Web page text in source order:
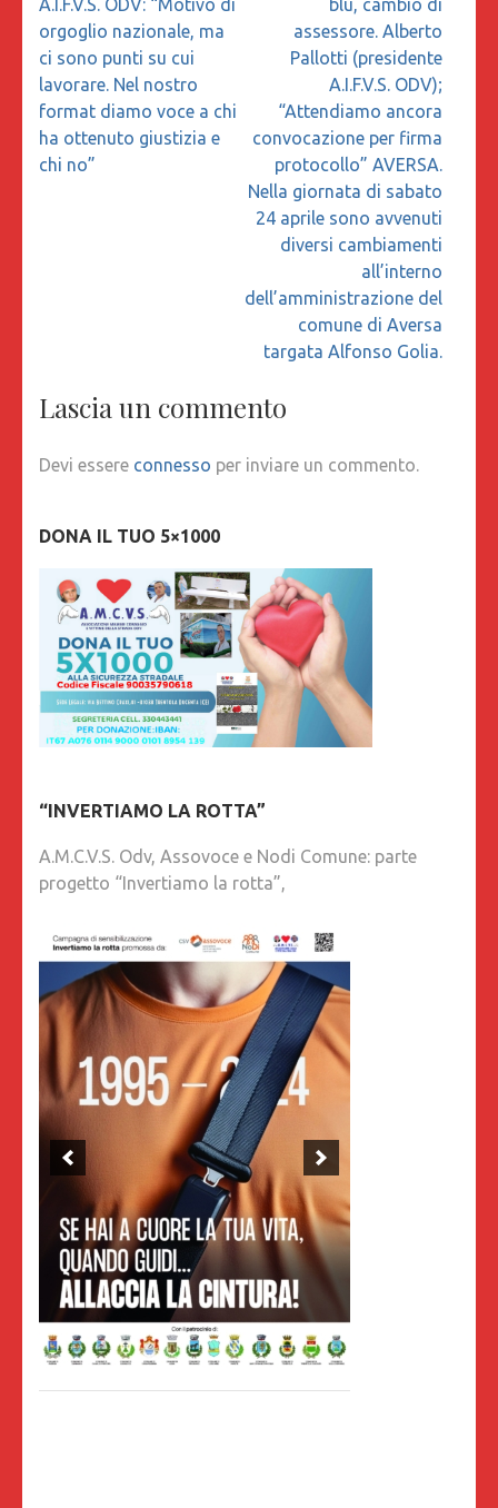
A.I.F.V.S. ODV: “Motivo di
orgoglio nazionale, ma
ci sono punti su cui
lavorare. Nel nostro
format diamo voce a chi
ha ottenuto giustizia e
chi no”
blu, cambio di
assessore. Alberto
Pallotti (presidente
A.I.F.V.S. ODV);
“Attendiamo ancora
convocazione per firma
protocollo” AVERSA.
Nella giornata di sabato
24 aprile sono avvenuti
diversi cambiamenti
all’interno
dell’amministrazione del
comune di Aversa
targata Alfonso Golia.
Lascia un commento
Devi essere connesso per inviare un commento.
DONA IL TUO 5×1000
“INVERTIAMO LA ROTTA”
A.M.C.V.S. Odv, Assovoce e Nodi Comune: parte
progetto “Invertiamo la rotta”,